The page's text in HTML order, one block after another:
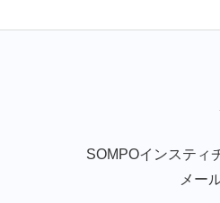
SOMPOインスティ
メー